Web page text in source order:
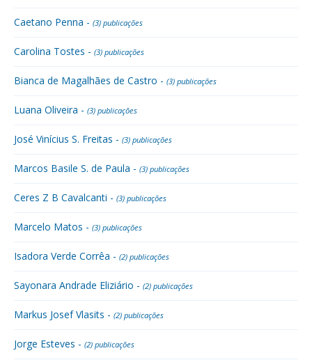
Caetano Penna - (3) publicações
Carolina Tostes - (3) publicações
Bianca de Magalhães de Castro - (3) publicações
Luana Oliveira - (3) publicações
José Vinícius S. Freitas - (3) publicações
Marcos Basile S. de Paula - (3) publicações
Ceres Z B Cavalcanti - (3) publicações
Marcelo Matos - (3) publicações
Isadora Verde Corrêa - (2) publicações
Sayonara Andrade Eliziário - (2) publicações
Markus Josef Vlasits - (2) publicações
Jorge Esteves - (2) publicações